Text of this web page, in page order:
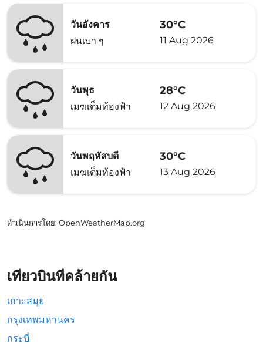
วันอังคาร
ฝนเบา ๆ
30°C
11 Aug 2026
วันพุธ
เมฆเต็มท้องฟ้า
28°C
12 Aug 2026
วันพฤหัสบดี
เมฆเต็มท้องฟ้า
30°C
13 Aug 2026
ดำเนินการโดย: OpenWeatherMap.org
เที่ยวบินที่คล้ายกัน
เกาะสมุย
กรุงเทพมหานคร
กระบี่